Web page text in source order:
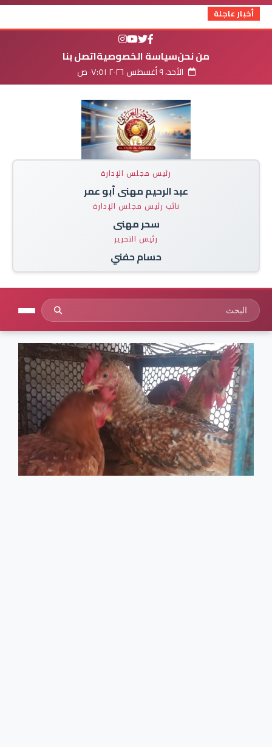
أخبار عاجلة
من نحنسياسة الخصوصيةاتصل بنا
الأحد، ٩ أغسطس ٢٠٢٦ ٠٧:٥١ ص
رئيس مجلس الإدارة
عبد الرحيم مهنى أبو عمر
نائب رئيس مجلس الإدارة
سحر مهنى
رئيس التحرير
حسام حفني